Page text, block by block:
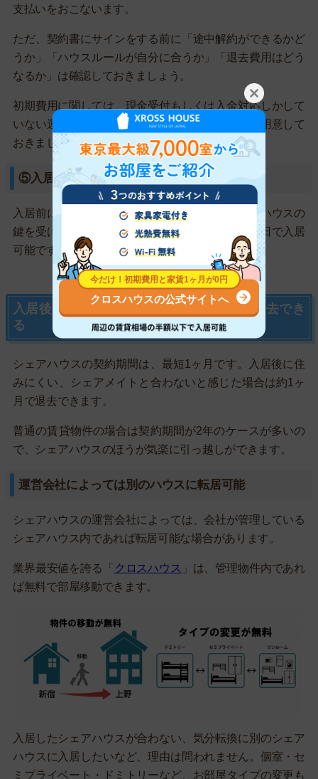
支払いをおこないます。
ただ、契約書にサインをする前に「途中解約ができるかど
うか」「ハウスルールが自分に合うか」「退去費用はどう
なるか」は確認しておきましょう。
初期費用に関しては、現金受付もしくは入金対応しかして
いない運営会社が多いです。事前に多めの現金を用意して
おきましょう。
⑤入居
入居前に事前説明があり、説明を受ければシェアハウスの
鍵を受け取れます。賃貸契約さえしてしまえば即日で入居
可能です。
入居後に合わないと感じた場合は1ヶ月で退去でき
る
シェアハウスの契約期間は、最短1ヶ月です。入居後に住
みにくい、シェアメイトと合わないと感じた場合は約1ヶ
月で退去できます。
普通の賃貸物件の場合は契約期間が2年のケースが多いの
で、シェアハウスのほうが気楽に引っ越しができます。
運営会社によっては別のハウスに転居可能
シェアハウスの運営会社によっては、会社が管理している
シェアハウス内であれば転居可能な場合があります。
業界最安値を誇る「 クロスハウス 」は、管理物件内であれ
ば無料で部屋移動できます。
入居したシェアハウスが合わない、気分転換に別のシェア
ハウスに入居したいなど、理由は問われません。個室・セ
ミプライベート・ドミトリーなど、お部屋タイプの変更も
クロスハウスの公式サイトへ